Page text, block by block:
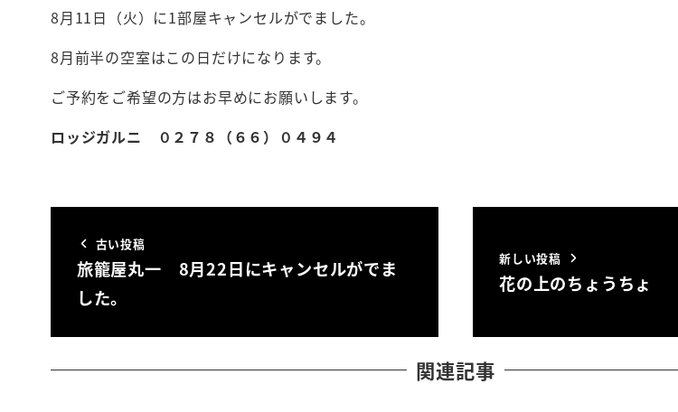
8月11日（火）に1部屋キャンセルがでました。
8月前半の空室はこの日だけになります。
ご予約をご希望の方はお早めにお願いします。
ロッジガルニ ０２７８（６６）０４９４
古い投稿
旅籠屋丸一 8月22日にキャンセルがでま
した。
新しい投稿
花の上のちょうちょ
関連記事